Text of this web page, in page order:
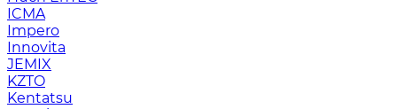
ICMA
Impero
Innovita
JEMIX
KZTO
Kentatsu